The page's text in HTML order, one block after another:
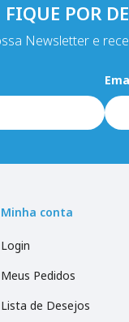
FIQUE POR
Newsletter e
Minha conta
Login
Meus Pedidos
Lista de Desejos